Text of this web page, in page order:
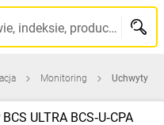
Szukaj po nazwie, indeksie, producencie, kodzie kreskowym...
Monitoring Uchwyty
ULTRA BCS‑U‑CPA